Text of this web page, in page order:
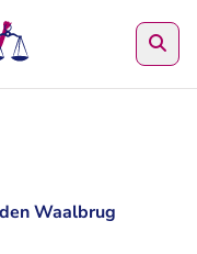
Waalbrug